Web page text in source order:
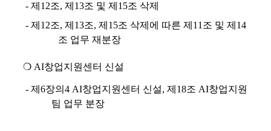
- 제 12조, 제 13조 및 제 15조 삭제
- 제 12조, 제 13조, 제 15조 삭제에 따른 제 11 조 및 제 14
조 업무 재분장
❍ AI창업지원센터 신설
- 제 6장의 4 AI창업지원센터 신설, 제 18조 AI창업지원
팀 업무 분장